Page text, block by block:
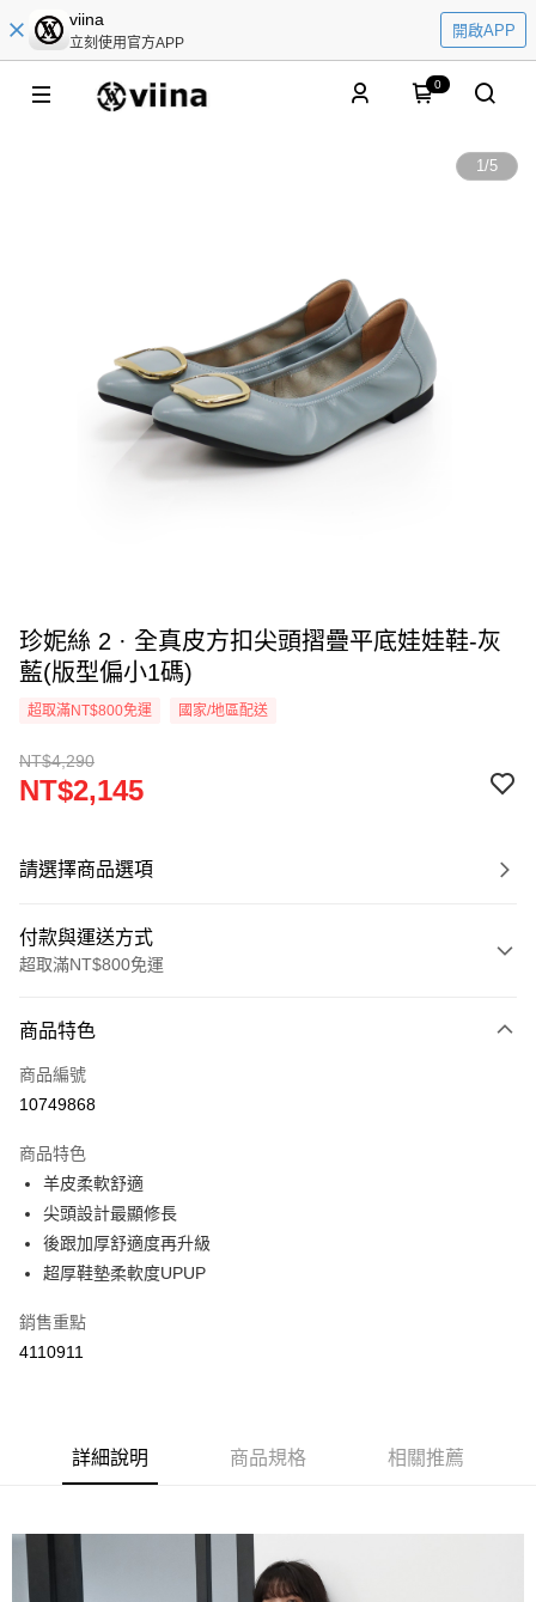
viina
立刻使用官方APP
開啟APP
0
1/5
珍妮絲 2 · 全真皮方扣尖頭摺疊平底娃娃鞋-灰
藍(版型偏小1碼)
超取滿NT$800免運 國家/地區配送
NT$4,290
NT$2,145
請選擇商品選項
付款與運送方式
超取滿NT$800免運
信用卡一次付款
超商取貨付款
Apple Pay
街口支付
悠遊付
Google Pay
AFTEE先享後付
便利好安心！
【「AFTEE先享後付」結帳流程】
１．於結帳方式選擇「AFTEE先享後付」後，將跳轉至「AFTEE先享後付」
運送方式
每筆NT$60，滿NT$800(含以上)免運費
商品特色
商品編號
10749868
商品特色
羊皮柔軟舒適
尖頭設計最顯修長
後跟加厚舒適度再升級
超厚鞋墊柔軟度UPUP
銷售重點
4110911
詳細說明 商品規格 相關推薦